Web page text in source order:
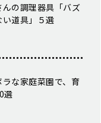
の調理器具「バズ
い道具」５選
な家庭菜園で、育
選